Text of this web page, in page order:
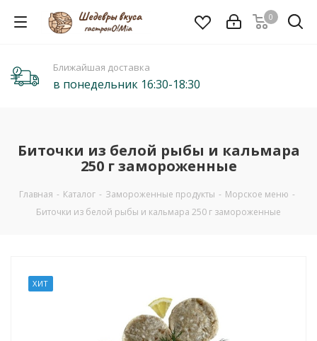
0
Ближайшая доставка
в понедельник 16:30-18:30
Биточки из белой рыбы и кальмара
250 г замороженные
Главная - Каталог - Замороженные продукты - Морское меню -
Биточки из белой рыбы и кальмара 250 г замороженные
ХИТ